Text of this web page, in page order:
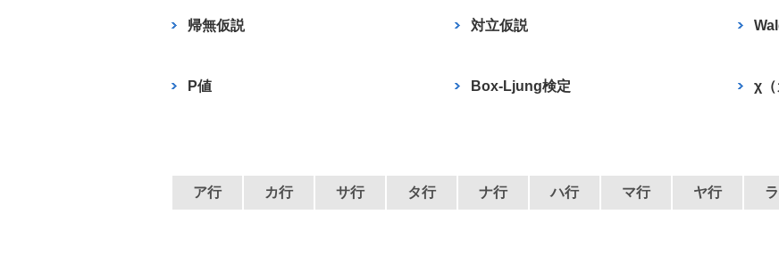
o
k
帰無仮説 対立仮説
P値 Box-Ljung検定 χ（
ア行 カ行 サ行 タ行 ナ行 ハ行 マ行 ヤ行